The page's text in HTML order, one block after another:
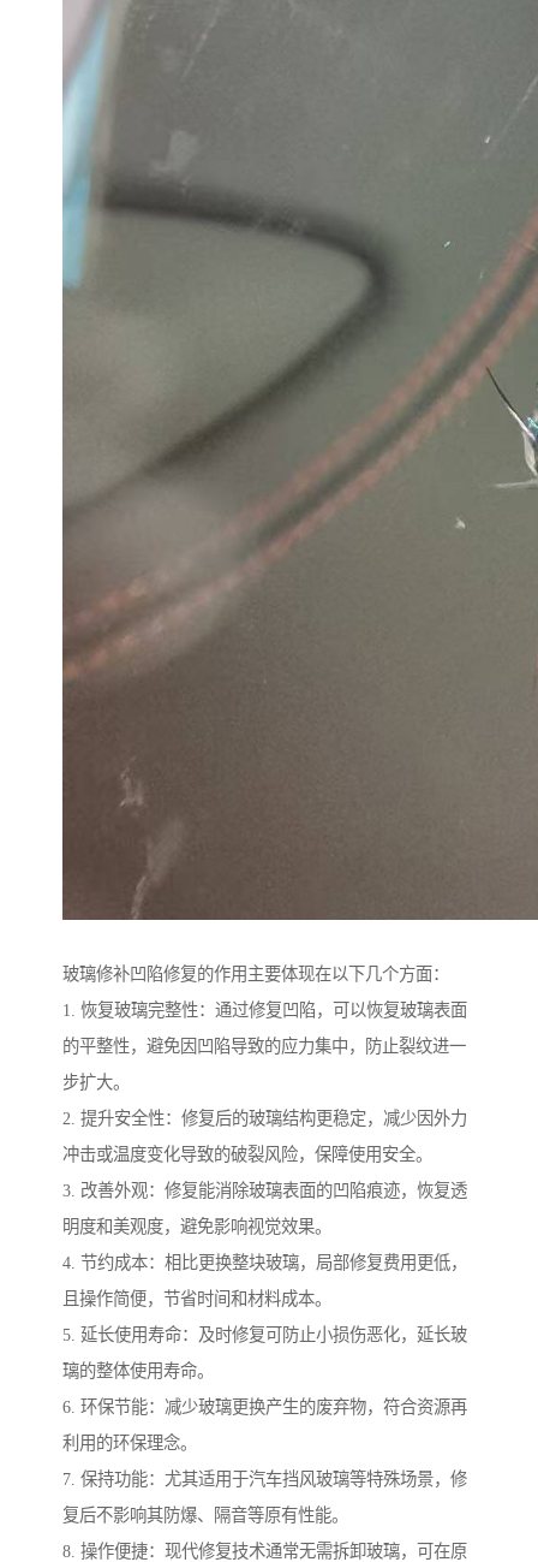
玻璃修补凹陷修复的作用主要体现在以下几个方面：
1. 恢复玻璃完整性：通过修复凹陷，可以恢复玻璃表面
的平整性，避免因凹陷导致的应力集中，防止裂纹进一
步扩大。
2. 提升安全性：修复后的玻璃结构更稳定，减少因外力
冲击或温度变化导致的破裂风险，保障使用安全。
3. 改善外观：修复能消除玻璃表面的凹陷痕迹，恢复透
明度和美观度，避免影响视觉效果。
4. 节约成本：相比更换整块玻璃，局部修复费用更低，
且操作简便，节省时间和材料成本。
5. 延长使用寿命：及时修复可防止小损伤恶化，延长玻
璃的整体使用寿命。
6. 环保节能：减少玻璃更换产生的废弃物，符合资源再
利用的环保理念。
7. 保持功能：尤其适用于汽车挡风玻璃等特殊场景，修
复后不影响其防爆、隔音等原有性能。
8. 操作便捷：现代修复技术通常无需拆卸玻璃，可在原